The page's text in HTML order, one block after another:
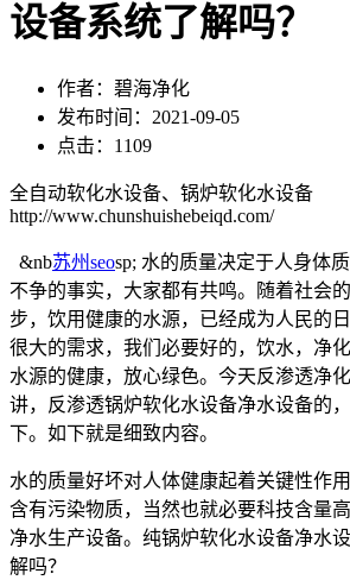
设备系统了解吗？
作者：碧海净化
发布时间：2021-09-05
点击：1109
全自动软化水设备、锅炉软化水设备
http://www.chunshuishebeiqd.com/
&nb苏州seosp; 水的质量决定于人身体
不争的事实，大家都有共鸣。随着社会
步，饮用健康的水源，已经成为人民的
很大的需求，我们必要好的，饮水，净
水源的健康，放心绿色。今天反渗透净
讲，反渗透锅炉软化水设备净水设备的
下。如下就是细致内容。
水的质量好坏对人体健康起着关键性作
含有污染物质，当然也就必要科技含量
净水生产设备。纯锅炉软化水设备净水
解吗？